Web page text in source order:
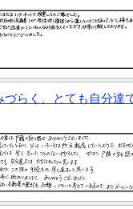
づらく、とても自分達